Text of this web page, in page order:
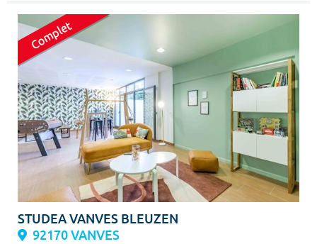
STUDEA VANVES BLEUZEN
92170 VANVES